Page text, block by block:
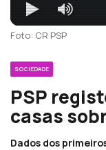
Foto: CR PSP
SOCIEDADE
PSP
casas
Dados dos